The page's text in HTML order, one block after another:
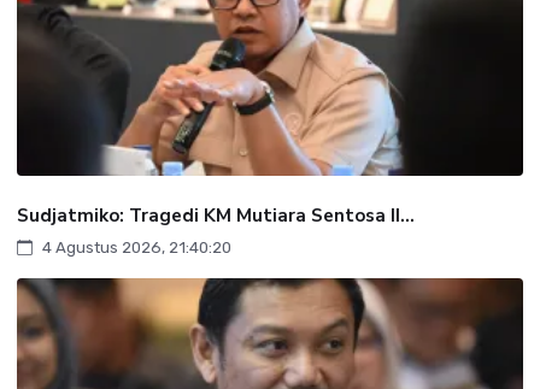
Sudjatmiko: Tragedi KM Mutiara Sentosa II...
4 Agustus 2026, 21:40:20